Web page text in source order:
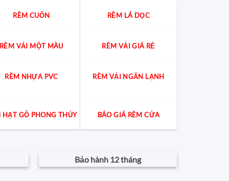
RÈM CUỐN RÈM LÁ DỌC
RÈM VẢI MỘT MÀU RÈM VẢI GIÁ RẺ
RÈM NHỰA PVC RÈM VẢI NGĂN LẠNH
HẠT GỖ PHONG THỦY BÁO GIÁ RÈM CỬA
Bảo hành 12 tháng